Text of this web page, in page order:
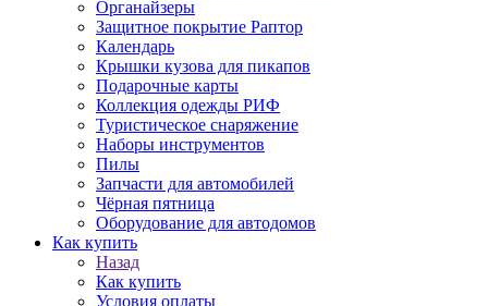
Органайзеры
Защитное покрытие Раптор
Календарь
Крышки кузова для пикапов
Подарочные карты
Коллекция одежды РИФ
Туристическое снаряжение
Наборы инструментов
Пилы
Запчасти для автомобилей
Чёрная пятница
Оборудование для автодомов
Как купить
Назад
Как купить
Условия оплаты